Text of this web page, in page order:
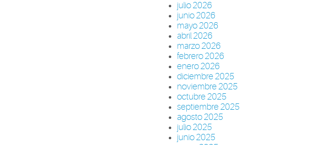
julio 2026
junio 2026
mayo 2026
abril 2026
marzo 2026
febrero 2026
enero 2026
diciembre 2025
noviembre 2025
octubre 2025
septiembre 2025
agosto 2025
julio 2025
junio 2025